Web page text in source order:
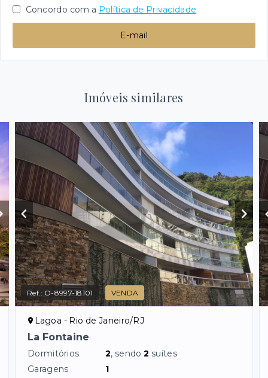
Concordo com a Política de Privacidade
E-mail
Imóveis similares
Ref.: O-8997-18101 VENDA
Lagoa - Rio de Janeiro/RJ
La Fontaine
Dormitórios 2, sendo2 suítes
Garagens
1